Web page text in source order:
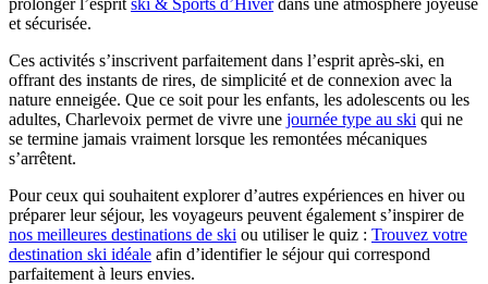
et sécurisée.
Ces activités s’inscrivent parfaitement dans l’esprit après-ski, en
offrant des instants de rires, de simplicité et de connexion avec la
nature enneigée. Que ce soit pour les enfants, les adolescents ou les
adultes, Charlevoix permet de vivre une journée type au ski qui ne
se termine jamais vraiment lorsque les remontées mécaniques
s’arrêtent.
Pour ceux qui souhaitent explorer d’autres expériences en hiver ou
préparer leur séjour, les voyageurs peuvent également s’inspirer de
nos meilleures destinations de ski ou utiliser le quiz : Trouvez votre
destination ski idéale afin d’identifier le séjour qui correspond
parfaitement à leurs envies.